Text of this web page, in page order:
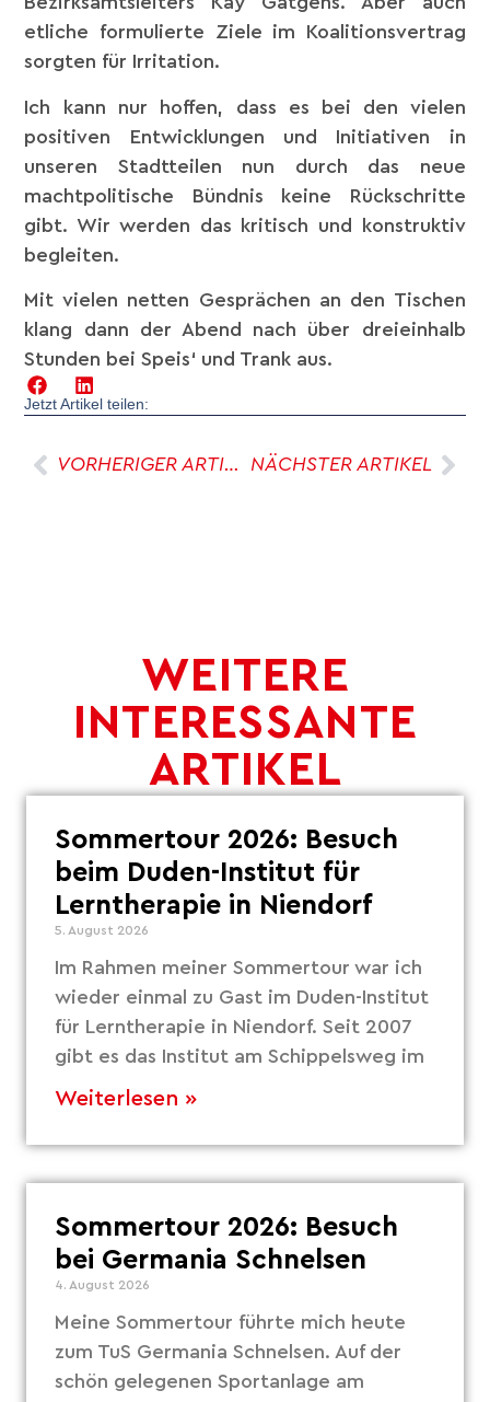
etliche formulierte Ziele im Koalitionsvertrag
sorgten für Irritation.
Ich kann nur hoffen, dass es bei den vielen
positiven Entwicklungen und Initiativen in
unseren Stadtteilen nun durch das neue
machtpolitische Bündnis keine Rückschritte
gibt. Wir werden das kritisch und konstruktiv
begleiten.
Mit vielen netten Gesprächen an den Tischen
klang dann der Abend nach über dreieinhalb
Stunden bei Speis‘ und Trank aus.
Jetzt Artikel teilen:
VORHERIGER ARTIKEL NÄCHSTER ARTIKEL
WEITERE
INTERESSANTE
ARTIKEL
Sommertour 2026: Besuch
beim Duden-Institut für
Lerntherapie in Niendorf
5. August 2026
Im Rahmen meiner Sommertour war ich
wieder einmal zu Gast im Duden-Institut
für Lerntherapie in Niendorf. Seit 2007
gibt es das Institut am Schippelsweg im
Weiterlesen »
Sommertour 2026: Besuch
bei Germania Schnelsen
4. August 2026
Meine Sommertour führte mich heute
zum TuS Germania Schnelsen. Auf der
schön gelegenen Sportanlage am